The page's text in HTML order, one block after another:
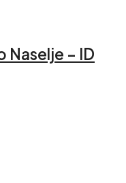
Naselje – ID